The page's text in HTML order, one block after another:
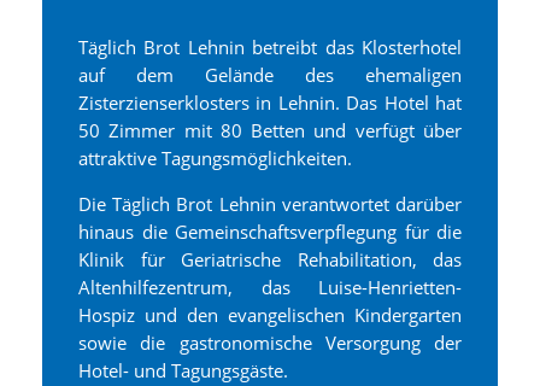
Täglich Brot Lehnin betreibt das Klosterhotel
auf dem Gelände des ehemaligen
Zisterzienserklosters in Lehnin. Das Hotel hat
50 Zimmer mit 80 Betten und verfügt über
attraktive Tagungsmöglichkeiten.
Die Täglich Brot Lehnin verantwortet darüber
hinaus die Gemeinschaftsverpflegung für die
Klinik für Geriatrische Rehabilitation, das
Altenhilfezentrum, das Luise-Henrietten-
Hospiz und den evangelischen Kindergarten
sowie die gastronomische Versorgung der
Hotel- und Tagungsgäste.